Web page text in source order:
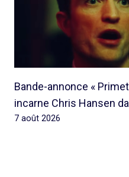
Bande-annonce «
incarne Chris Hansen
7 août 2026